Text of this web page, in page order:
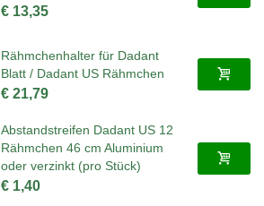
€ 13,35
Rähmchenhalter für Dadant
Blatt / Dadant US Rähmchen
€ 21,79
Abstandstreifen Dadant US 12
Rähmchen 46 cm Aluminium
oder verzinkt (pro Stück)
€ 1,40